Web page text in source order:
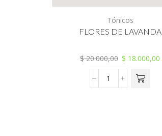
Tónicos
FLORES DE LAVANDA
$20.000,00 $ 18.000,00